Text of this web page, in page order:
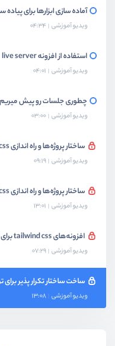
آماده سازی ابزارها برای پیاده
ویدیو آموزشی 04:34
استفاده از افزونه live server
ویدیو آموزشی 04:01
چطوری جلسات رو پیش میریم
ویدیو آموزشی 03:00
ساختار پروژه‌ها و راه اندازی tailwindcss
ویدیو آموزشی 09:19
ساختار پروژه‌ها و راه اندازی tailwindcss - بخش دوم
ویدیو آموزشی 13:01
افزونه‌های tailwind css برای vscode
ویدیو آموزشی 07:29
ساخت ساختار تکرار پذیر
ویدیو آموزشی 13:08